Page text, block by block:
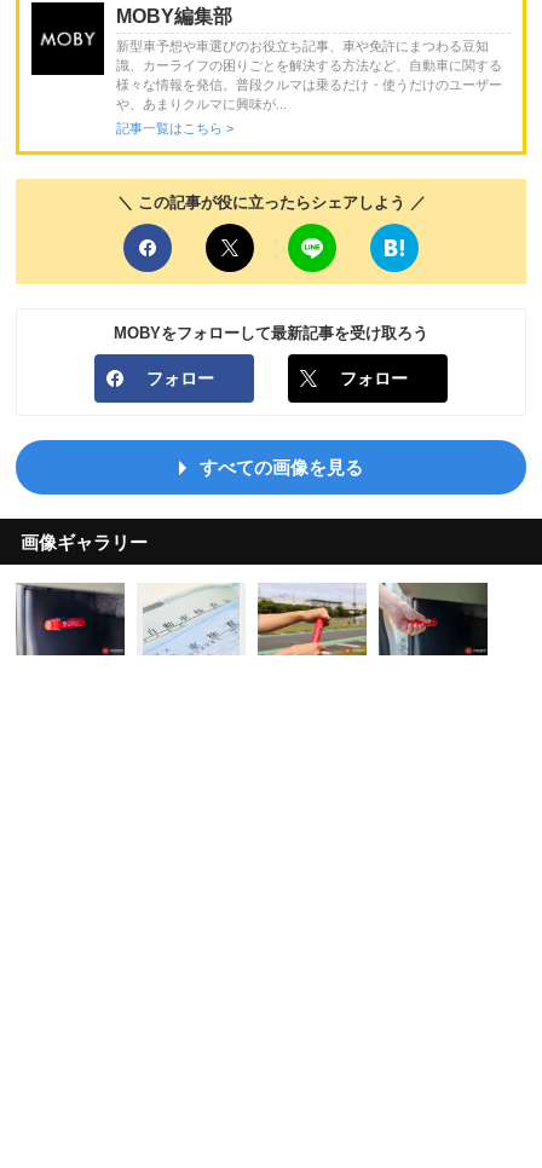
MOBY編集部
新型車予想や車選びのお役立ち記事、車や免許にまつわる豆知
識、カーライフの困りごとを解決する方法など、自動車に関する
様々な情報を発信。普段クルマは乗るだけ・使うだけのユーザー
や、あまりクルマに興味が...
記事一覧はこちら >
＼ この記事が役に立ったらシェアしよう ／
MOBYをフォローして最新記事を受け取ろう
フォロー フォロー
すべての画像を見る
画像ギャラリー